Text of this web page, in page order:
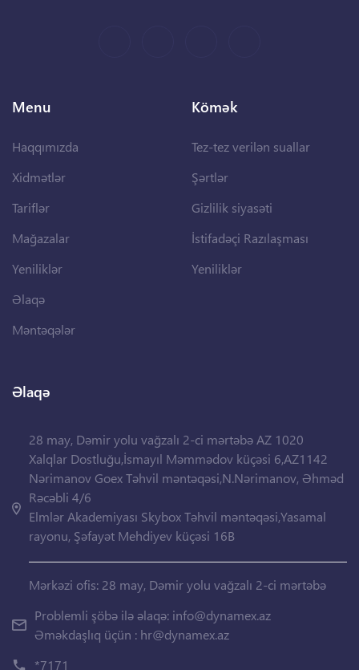
Menu
Haqqımızda
Xidmətlər
Tariflər
Mağazalar
Yeniliklər
Əlaqə
Məntəqələr
Kömək
Tez-tez verilən suallar
Şərtlər
Gizlilik siyasəti
İstifadəçi Razılaşması
Yeniliklər
Əlaqə
28 may, Dəmir yolu vağzalı 2-ci mərtəbə AZ 1020
Xalqlar Dostluğu,İsmayıl Məmmədov küçəsi 6,AZ1142
Nərimanov Goex Təhvil məntəqəsi,N.Nərimanov, Əhməd
Rəcəbli 4/6
Elmlər Akademiyası Skybox Təhvil məntəqəsi,Yasamal
rayonu, Şəfayət Mehdiyev küçəsi 16B
Mərkəzi ofis: 28 may, Dəmir yolu vağzalı 2-ci mərtəbə
Problemli şöbə ilə əlaqə: info@dynamex.az
Əməkdaşlıq üçün : hr@dynamex.az
*7171